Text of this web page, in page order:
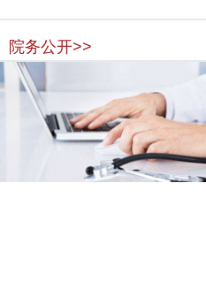
院务公开>>